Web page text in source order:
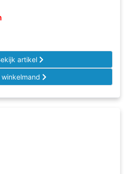
artikel
winkelmand